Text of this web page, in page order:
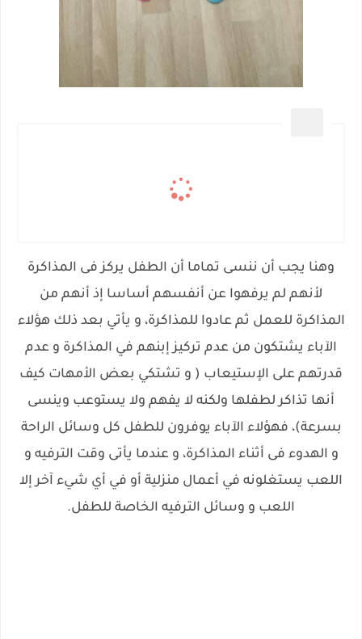
وهنا يجب أن ننسى تماما أن الطفل يركز فى المذاكرة
لأنهم لم يرفهوا عن أنفسهم أساسا إذ أنهم من
المذاكرة للعمل ثم عادوا للمذاكرة، و يأتي بعد ذلك هؤلاء
الآباء يشتكون من عدم تركيز إبنهم في المذاكرة و عدم
قدرتهم على الإستيعاب ( و تشتكي بعض الأمهات كيف
أنها تذاكر لطفلها ولكنه لا يفهم ولا يستوعب وينسى
بسرعة)، فهؤلاء الآباء يوفرون للطفل كل وسائل الراحة
و الهدوء فى أثناء المذاكرة، و عندما يأتى وقت الترفيه و
اللعب يستغلونه في أعمال منزلية أو في أي شيء آخر إلا
اللعب و وسائل الترفيه الخاصة للطفل.